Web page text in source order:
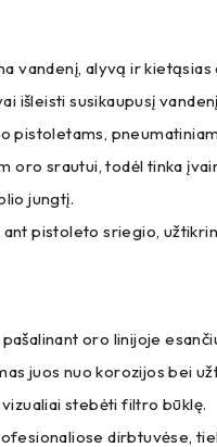
vandenį, alyvą ir kietąsias
išleisti susikaupusį
pistoletams,
oro srautui, todėl tinka
jungtį.
pistoleto sriegio,
oro linijoje
juos nuo korozijos bei
stebėti filtro būklę.
dirbtuvėse,